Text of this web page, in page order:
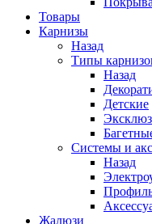
Товары
Карнизы
Назад
Типы
Назад
Детские
Системы и
Назад
Жалюзи